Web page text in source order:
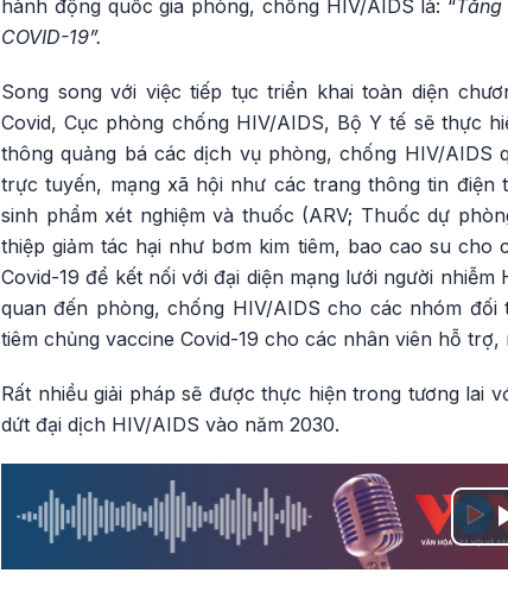
hành động quốc gia phòng, chống HIV/AIDS là: “
COVID-19”.
Song song với việc tiếp tục triển khai toàn diện
Covid, Cục phòng chống HIV/AIDS, Bộ Y tế sẽ thực
thông quảng bá các dịch vụ phòng, chống HIV/
trực tuyến, mạng xã hội như các trang thông tin
sinh phẩm xét nghiệm và thuốc (ARV; Thuốc dự
thiệp giảm tác hại như bơm kim tiêm, bao cao su
Covid-19 để kết nối với đại diện mạng lưới người
quan đến phòng, chống HIV/AIDS cho các nhóm
tiêm chủng vaccine Covid-19 cho các nhân viên hỗ
Rất nhiều giải pháp sẽ được thực hiện trong tương lai
dứt đại dịch HIV/AIDS vào năm 2030.